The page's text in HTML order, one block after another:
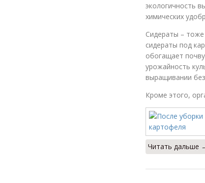
экологичность
химических
Сидераты –
сидераты под
обогащает
урожайность
выращивании
Кроме этого,
Читать дальше